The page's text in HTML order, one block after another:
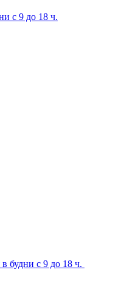
с 9 до 18 ч.
будни с 9 до 18 ч.